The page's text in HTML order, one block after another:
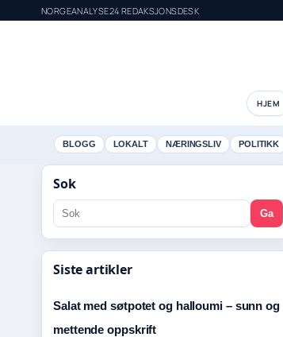
NORGEANALYSE24 REDAKSJONSDESK
HJEM
BLOGG LOKALT NÆRINGSLIV POLITIKK
Sok
Ga
Siste artikler
Salat med søtpotet og halloumi – sunn og
mettende oppskrift